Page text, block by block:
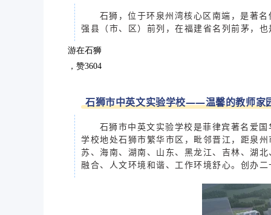
石狮，位于环泉州湾核心区南端，是著
强县（市、区）前列，在福建省名列前茅，
游在石狮
3604
石狮市中英文实验学校——温馨的教师家
石狮市中英文实验学校是菲律宾著名爱
学校地处石狮市繁华市区，毗邻晋江，距泉
苏、海南、湖南、山东、黑龙江、吉林、湖
融合、人文环境和谐、工作环境舒心。创办